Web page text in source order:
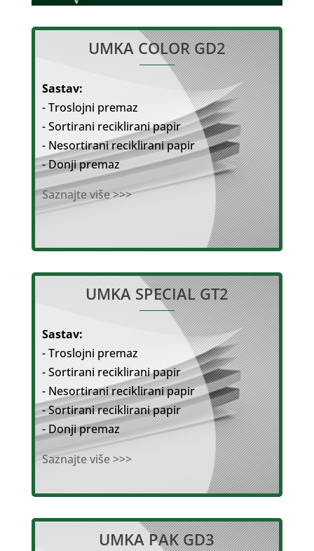
UMKA COLOR GD2
Sastav:
- Troslojni premaz
- Sortirani reciklirani papir
- Nesortirani reciklirani papir
- Donji premaz
Saznajte više >>>
UMKA SPECIAL GT2
Sastav:
- Troslojni premaz
- Sortirani reciklirani papir
- Nesortirani reciklirani papir
- Sortirani reciklirani papir
- Donji premaz
Saznajte više >>>
UMKA PAK GD3